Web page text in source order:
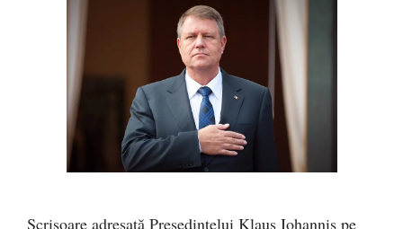
Scrisoare adresată Preşedintelui Klaus Iohannis pe